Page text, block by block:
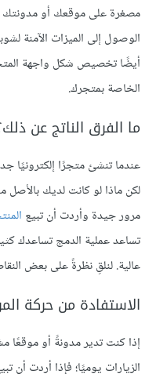
مصغرة على موقعك أو
الوصول إلى الميزات الآمنة
أيضًا تخصيص شكل واجهة
الخاصة بمتجرك.
ما الفرق الناتج عن
عندما تنشئ متجرًا إلكترونيًا
لكن ماذا لو كانت لديك بالأصل
مرور جيدة وأردت أن تبيع
تساعد عملية الدمج تساعدك
عالية. لنلقِ نظرةً على بعض
الاستفادة من حركة
إذا كنت تدير مدونةً أو موقعًا
الزيارات يوميًا؛ فإذا أردت أن